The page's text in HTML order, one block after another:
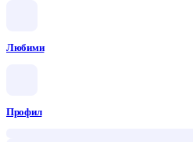
Любими
Профил